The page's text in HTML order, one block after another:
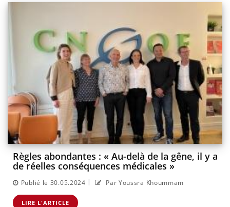
Règles abondantes : « Au-delà de la gêne, il y a
de réelles conséquences médicales »
Publié le 30.05.2024 | Par Youssra Khoummam
LIRE L'ARTICLE